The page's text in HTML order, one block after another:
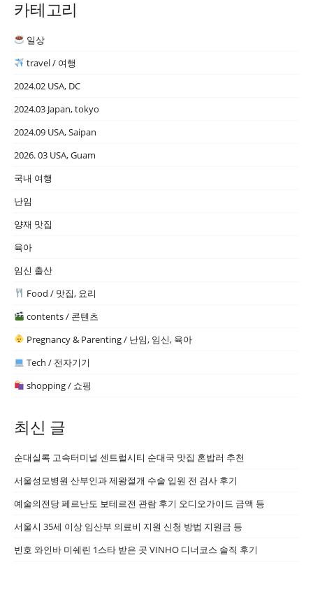
카테고리
일상
travel / 여행
2024.02 USA, DC
2024.03 Japan, tokyo
2024.09 USA, Saipan
2026. 03 USA, Guam
국내 여행
난임
양재 맛집
육아
임신 출산
Food / 맛집, 요리
contents / 콘텐츠
Pregnancy & Parenting / 난임, 임신, 육아
Tech / 전자기기
shopping / 쇼핑
최신 글
순대실록 고속터미널 센트럴시티 순대국 맛집 혼밥러 추천
서울성모병원 산부인과 제왕절개 수술 입원 전 검사 후기
예술의전당 페르난도 보테르전 관람 후기 오디오가이드 금액 등
서울시 35세 이상 임산부 의료비 지원 신청 방법 지원금 등
빈호 와인바 미쉐린 1스타 받은 곳 VINHO 디너코스 솔직 후기